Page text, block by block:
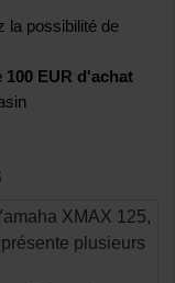
la possibilité de
100 EUR d'achat
XMAX 125,
plusieurs